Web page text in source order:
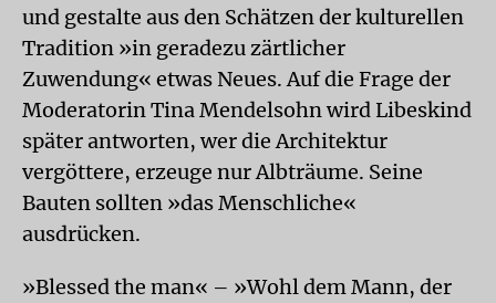
und gestalte aus den Schätzen der kulturellen
Tradition »in geradezu zärtlicher
Zuwendung« etwas Neues. Auf die Frage der
Moderatorin Tina Mendelsohn wird Libeskind
später antworten, wer die Architektur
vergöttere, erzeuge nur Albträume. Seine
Bauten sollten »das Menschliche«
ausdrücken.
»Blessed the man« – »Wohl dem Mann, der